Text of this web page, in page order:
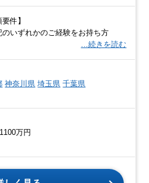
要件】
いずれかのご経験をお持ち方
…続きを読む
神奈川県 埼玉県 千葉県
万円